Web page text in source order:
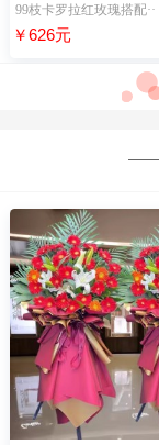
99枝卡罗拉红玫瑰搭配··
￥626元